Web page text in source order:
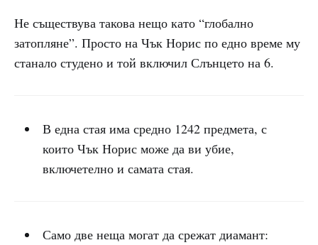
Не съществува такова нещо като “глобално
затопляне”. Просто на Чък Норис по едно време му
станало студено и той включил Слънцето на 6.
В една стая има средно 1242 предмета, с
които Чък Норис може да ви убие,
включетелно и самата стая.
Само две неща могат да срежат диамант: